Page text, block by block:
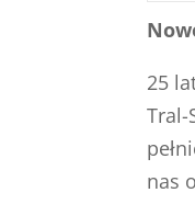
25
Tral-
nas